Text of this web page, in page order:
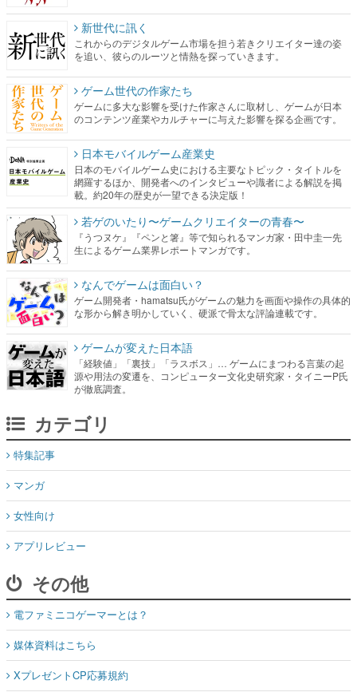
新世代に訊く
これからのデジタルゲーム市場を担う若きクリエイター達の姿
を追い、彼らのルーツと情熱を探っていきます。
ゲーム世代の作家たち
ゲームに多大な影響を受けた作家さんに取材し、ゲームが日本
のコンテンツ産業やカルチャーに与えた影響を探る企画です。
日本モバイルゲーム産業史
日本のモバイルゲーム史における主要なトピック・タイトルを
網羅するほか、開発者へのインタビューや識者による解説を掲
載。約20年の歴史が一望できる決定版！
若ゲのいたり〜ゲームクリエイターの青春〜
『うつヌケ』『ペンと箸』等で知られるマンガ家・田中圭一先
生によるゲーム業界レポートマンガです。
なんでゲームは面白い？
ゲーム開発者・hamatsu氏がゲームの魅力を画面や操作の具体的
な形から解き明かしていく、硬派で骨太な評論連載です。
ゲームが変えた日本語
「経験値」「裏技」「ラスボス」… ゲームにまつわる言葉の起
源や用法の変遷を、コンピューター文化史研究家・タイニーP氏
が徹底調査。
カテゴリ
特集記事
マンガ
女性向け
アプリレビュー
その他
電ファミニコゲーマーとは？
媒体資料はこちら
XプレゼントCP応募規約